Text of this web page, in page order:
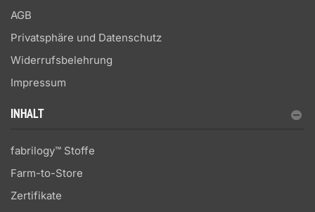
AGB
Privatsphäre und Datenschutz
Widerrufsbelehrung
Impressum
INHALT
fabrilogy™ Stoffe
Farm-to-Store
Zertifikate